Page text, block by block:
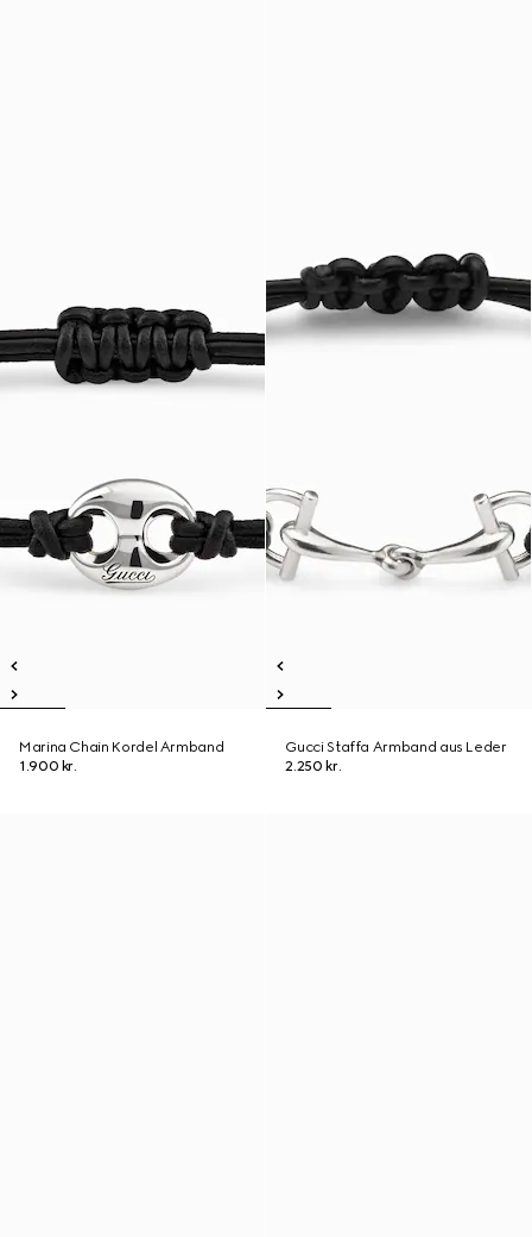
Marina Chain Kordel Armband
1.900 kr.
Gucci Staffa Armband aus Leder
2.250 kr.